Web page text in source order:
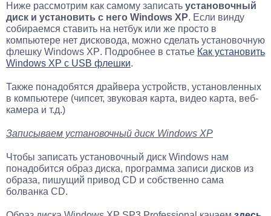
Ниже рассмотрим как самому записать установочный
диск и установить с него Windows XP. Если винду
собираемся ставить на нетбук или же просто в
компьютере нет дисковода, можно сделать установочную
флешку Windows XP. Подробнее в статье Как установить
Windows XP с USB флешки.
Также понадобятся драйвера устройств, установленных
в компьютере (чипсет, звуковая карта, видео карта, веб-
камера и т.д.)
Записываем установочный диск Windows XP
Чтобы записать установочный диск Windows нам
понадобится образ диска, программа записи дисков из
образа, пишущий привод CD и собственно сама
болванка CD.